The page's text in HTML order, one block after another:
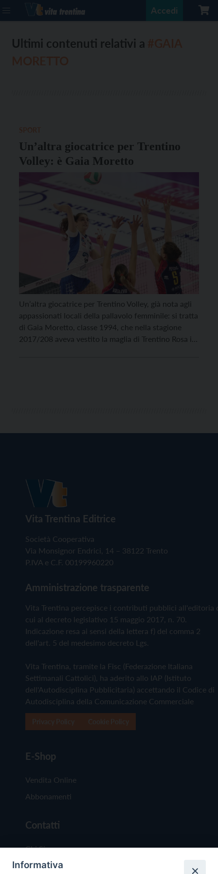
Accedi
Ultimi contenuti relativi a
Un’altra giocatrice per Trentino
Volley: è Gaia Moretto
Un’altra giocatrice per Trentino Volley, già nota agli
appassionati locali della pallavolo femminile: si tratta
di Gaia Moretto, classe 1994, che nella stagione
2017/208 aveva vestito la maglia di Trentino Rosa in
Vita Trentina Editrice
Società Cooperativa
Via Monsignor Endrici, 14 – 38122 Trento
P.IVA e C.F. 00199960220
Amministrazione trasparente
Vita Trentina percepisce i contributi pubblici all'editoria
cui al decreto legislativo 15 maggio 2017, n. 70.
Indicazione resa ai sensi della lettera f) del comma 2
dell'art. 5 del medesimo decreto Lgs.
Vita Trentina, tramite la Fisc (Federazione Italiana
Settimanali Cattolici), ha aderito allo IAP (Istituto
dell'Autodisciplina Pubblicitaria) accettando il Codice di
Autodisciplina della Comunicazione Commerciale
E-Shop
Vendita Online
Abbonamenti
Contatti
Chi Siamo
Redazione
Informativa